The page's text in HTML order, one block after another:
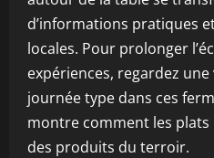
d’informations pratiques
locales. Pour prolonger
expériences, regardez
journée type dans ces
montre comment les
des produits du terroir.